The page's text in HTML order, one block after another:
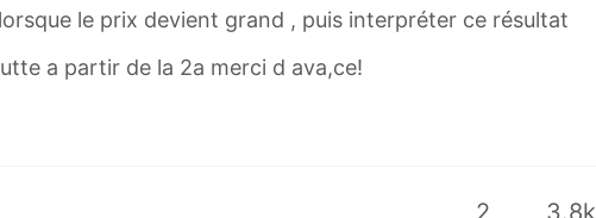
le prix devient grand , puis interpréter ce résultat
a partir de la 2a merci d ava,ce!
2 3.8k